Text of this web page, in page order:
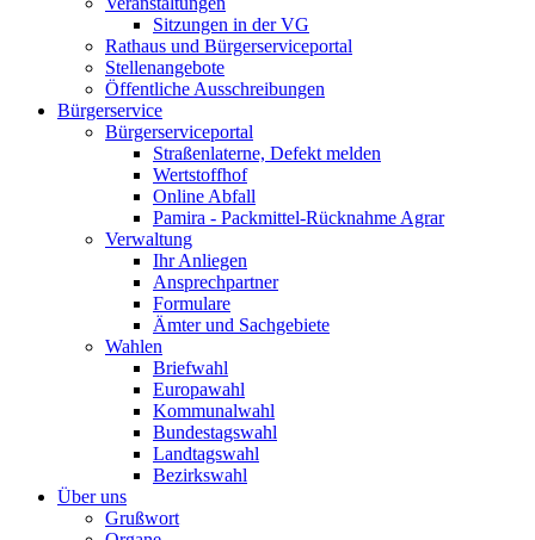
Sitzungen in der VG
Rathaus und Bürgerserviceportal
Stellenangebote
Öffentliche Ausschreibungen
Bürgerservice
Bürgerserviceportal
Straßenlaterne, Defekt melden
Wertstoffhof
Online Abfall
Pamira - Packmittel-Rücknahme Agrar
Verwaltung
Ihr Anliegen
Ansprechpartner
Formulare
Ämter und Sachgebiete
Wahlen
Briefwahl
Europawahl
Kommunalwahl
Bundestagswahl
Landtagswahl
Bezirkswahl
Über uns
Grußwort